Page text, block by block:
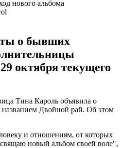
о бывших
октября текущего
Тина Кароль объявила о
названием Двойной рай. Об этом
и отношениям, от которых
новый альбом своей воле",